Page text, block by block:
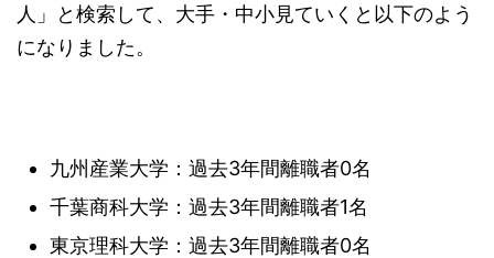
人」と検索して、大手・中小見ていくと以下のよう
になりました。
九州産業大学：過去3年間離職者0名
千葉商科大学：過去3年間離職者1名
東京理科大学：過去3年間離職者0名